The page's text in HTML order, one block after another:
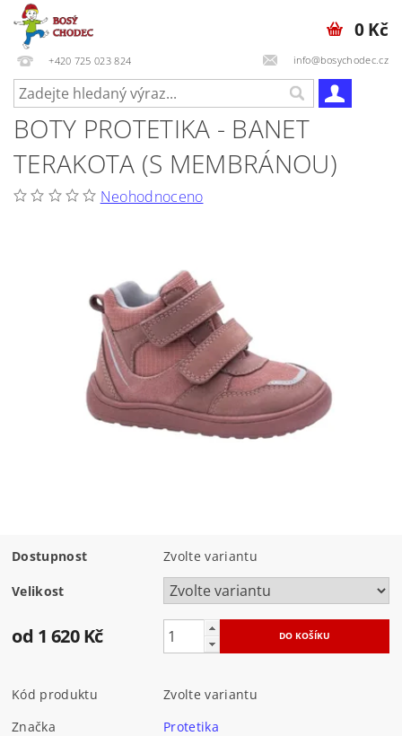
+420 725 023 824 info@bosychodec.cz
0 Kč
BOTY PROTETIKA - BANET
TERAKOTA (S MEMBRÁNOU)
Neohodnoceno
Dostupnost Zvolte variantu
Velikost
od 1 620 Kč
Kód produktu
Zvolte variantu
Značka
Protetika